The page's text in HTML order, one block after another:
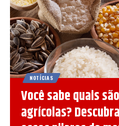
NOTÍCIAS
Você sabe quais
agrícolas?